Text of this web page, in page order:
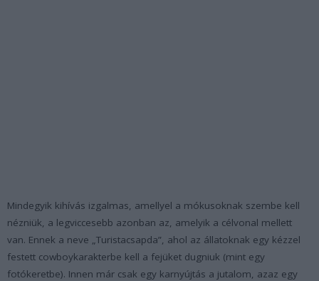
Mindegyik kihívás izgalmas, amellyel a mókusoknak szembe kell
nézniük, a legviccesebb azonban az, amelyik a célvonal mellett
van. Ennek a neve „Turistacsapda”, ahol az állatoknak egy kézzel
festett cowboykarakterbe kell a fejüket dugniuk (mint egy
fotókeretbe). Innen már csak egy karnyújtás a jutalom, azaz egy